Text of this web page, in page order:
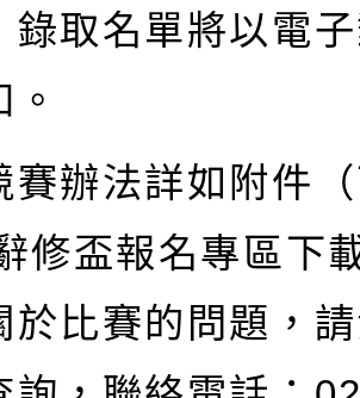
錄取名單將以電
賽辦法詳如附件
修盃報名專區下
於比賽的問題，